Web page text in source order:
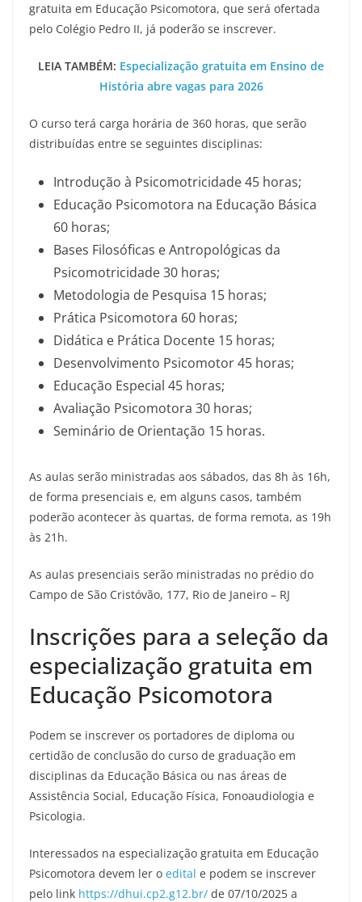
gratuita em Educação Psicomotora, que será ofertada
pelo Colégio Pedro II, já poderão se inscrever.
LEIA TAMBÉM: Especialização gratuita em Ensino de
História abre vagas para 2026
O curso terá carga horária de 360 horas, que serão
distribuídas entre se seguintes disciplinas:
Introdução à Psicomotricidade 45 horas;
Educação Psicomotora na Educação Básica
60 horas;
Bases Filosóficas e Antropológicas da
Psicomotricidade 30 horas;
Metodologia de Pesquisa 15 horas;
Prática Psicomotora 60 horas;
Didática e Prática Docente 15 horas;
Desenvolvimento Psicomotor 45 horas;
Educação Especial 45 horas;
Avaliação Psicomotora 30 horas;
Seminário de Orientação 15 horas.
As aulas serão ministradas aos sábados, das 8h às 16h,
de forma presenciais e, em alguns casos, também
poderão acontecer às quartas, de forma remota, as 19h
às 21h.
As aulas presenciais serão ministradas no prédio do
Campo de São Cristóvão, 177, Rio de Janeiro – RJ
Inscrições para a seleção da
especialização gratuita em
Educação Psicomotora
Podem se inscrever os portadores de diploma ou
certidão de conclusão do curso de graduação em
disciplinas da Educação Básica ou nas áreas de
Assistência Social, Educação Física, Fonoaudiologia e
Psicologia.
Interessados na especialização gratuita em Educação
Psicomotora devem ler o edital e podem se inscrever
pelo link https://dhui.cp2.g12.br/ de 07/10/2025 a